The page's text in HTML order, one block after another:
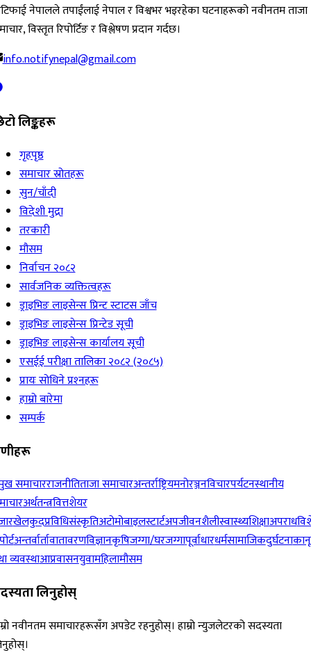
नेपालले तपाईंलाई नेपाल र विश्वभर भइरहेका घटनाहरूको नवीनतम ताजा
विस्तृत रिपोर्टिङ र विश्लेषण प्रदान गर्दछ।
info.notifynepal@gmail.com
लिङ्कहरू
गृहपृष्ठ
समाचार स्रोतहरू
सुन/चाँदी
विदेशी मुद्रा
तरकारी
मौसम
निर्वाचन २०८२
सार्वजनिक व्यक्तित्वहरू
ड्राइभिङ लाइसेन्स प्रिन्ट स्टाटस जाँच
ड्राइभिङ लाइसेन्स प्रिन्टेड सूची
ड्राइभिङ लाइसेन्स कार्यालय सूची
एसईई परीक्षा तालिका २०८२ (२०८५)
प्रायः सोधिने प्रश्‍नहरू
हाम्रो बारेमा
सम्पर्क
समाचारराजनीतिताजा समाचारअन्तर्राष्ट्रियमनोरञ्जनविचारपर्यटनस्थानीय
अर्थतन्त्रवित्तशेयर
खेलकुदप्रविधिसंस्कृतिअटोमोबाइलस्टार्टअपजीवनशैलीस्वास्थ्यशिक्षाअपराध
अन्तर्वार्तावातावरणविज्ञानकृषिजग्गा/घरजग्गापूर्वाधारधर्मसामाजिकदुर्घटना
व्यवस्थाआप्रवासनयुवामहिलामौसम
लिनुहोस्
नवीनतम समाचारहरूसँग अपडेट रहनुहोस्। हाम्रो न्युजलेटरको सदस्यता